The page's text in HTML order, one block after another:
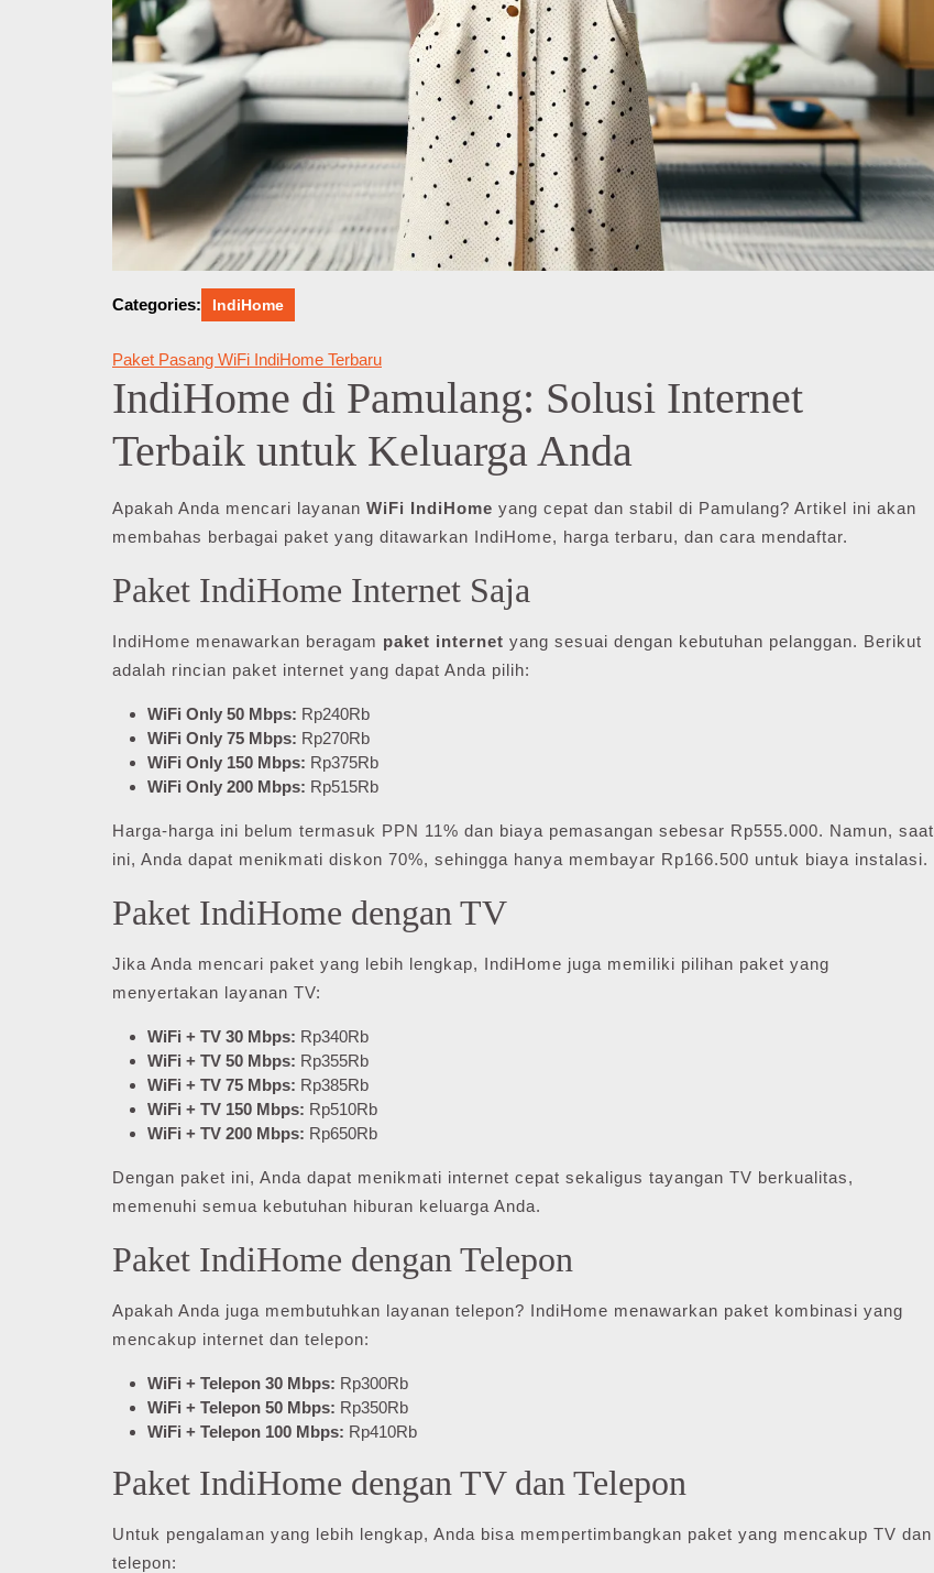
Categories: IndiHome
Paket Pasang WiFi IndiHome Terbaru
IndiHome di Pamulang: Solusi Internet
Terbaik untuk Keluarga Anda
Apakah Anda mencari layanan WiFi IndiHome yang cepat dan stabil di Pamulang? Artikel ini akan
membahas berbagai paket yang ditawarkan IndiHome, harga terbaru, dan cara mendaftar.
Paket IndiHome Internet Saja
IndiHome menawarkan beragam paket internet yang sesuai dengan kebutuhan pelanggan. Berikut
adalah rincian paket internet yang dapat Anda pilih:
WiFi Only 50 Mbps: Rp240Rb
WiFi Only 75 Mbps: Rp270Rb
WiFi Only 150 Mbps: Rp375Rb
WiFi Only 200 Mbps: Rp515Rb
Harga-harga ini belum termasuk PPN 11% dan biaya pemasangan sebesar Rp555.000. Namun, saat
ini, Anda dapat menikmati diskon 70%, sehingga hanya membayar Rp166.500 untuk biaya instalasi.
Paket IndiHome dengan TV
Jika Anda mencari paket yang lebih lengkap, IndiHome juga memiliki pilihan paket yang
menyertakan layanan TV:
WiFi + TV 30 Mbps: Rp340Rb
WiFi + TV 50 Mbps: Rp355Rb
WiFi + TV 75 Mbps: Rp385Rb
WiFi + TV 150 Mbps: Rp510Rb
WiFi + TV 200 Mbps: Rp650Rb
Dengan paket ini, Anda dapat menikmati internet cepat sekaligus tayangan TV berkualitas,
memenuhi semua kebutuhan hiburan keluarga Anda.
Paket IndiHome dengan Telepon
Apakah Anda juga membutuhkan layanan telepon? IndiHome menawarkan paket kombinasi yang
mencakup internet dan telepon:
WiFi + Telepon 30 Mbps: Rp300Rb
WiFi + Telepon 50 Mbps: Rp350Rb
WiFi + Telepon 100 Mbps: Rp410Rb
Paket IndiHome dengan TV dan Telepon
Untuk pengalaman yang lebih lengkap, Anda bisa mempertimbangkan paket yang mencakup TV dan
telepon: